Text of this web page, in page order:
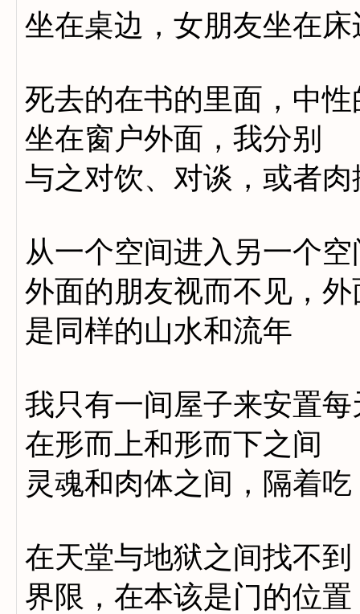
坐在桌边，女朋友坐在床
死去的在书的里面，中性
坐在窗户外面，我分别
与之对饮、对谈，或者肉
从一个空间进入另一个空
外面的朋友视而不见，外
是同样的山水和流年
我只有一间屋子来安置每
在形而上和形而下之间
灵魂和肉体之间，隔着吃
在天堂与地狱之间找不到
界限，在本该是门的位置